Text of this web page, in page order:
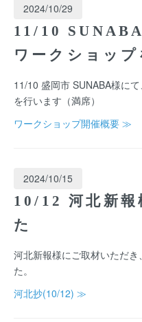
2024/10/29
11/10
ワークショップ
11/10 盛岡市 SUNABA様に
を行います（満席）
ワークショップ開催概要 ≫
2024/10/15
10/12 河北新報
た
河北新報様にご取材いただ
た。
河北抄(10/12) ≫